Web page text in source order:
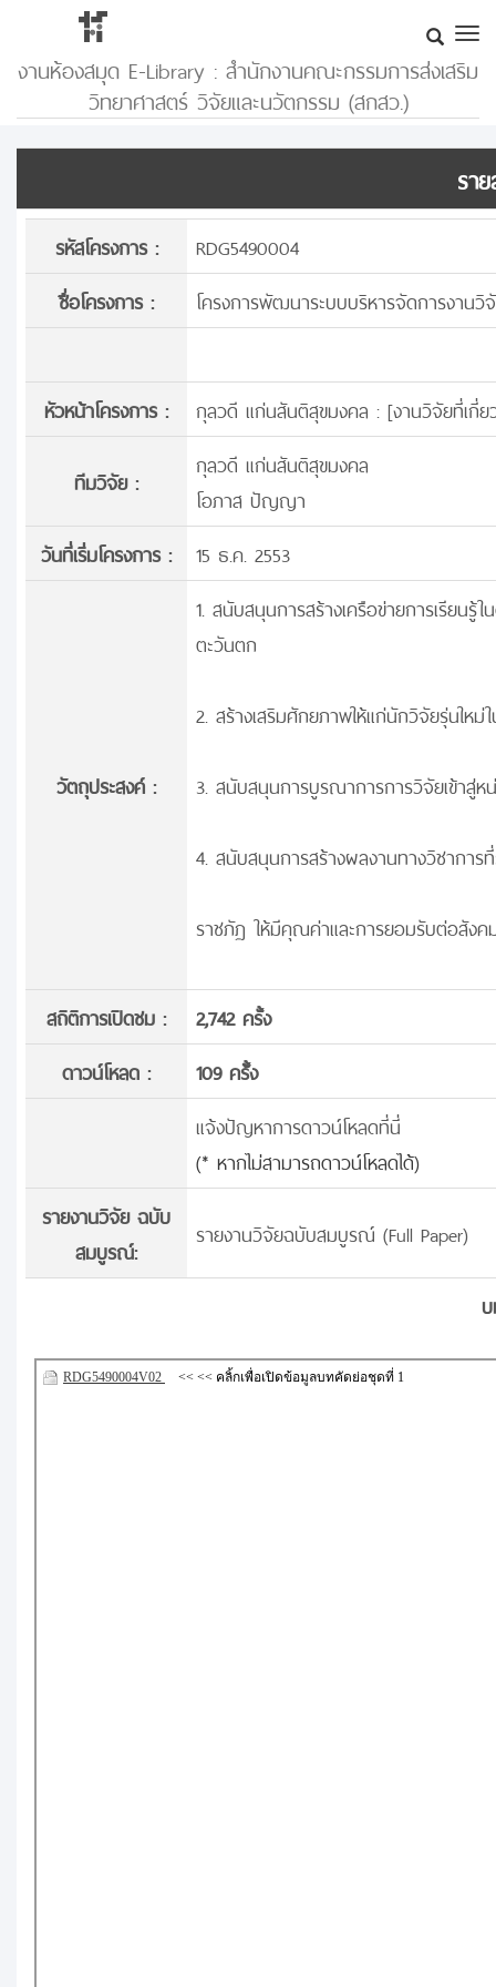
งานห้องสมุด E-Library : สำนักงานคณะกรรมการส่งเสริม
วิทยาศาสตร์ วิจัยและนวัตกรรม (สกสว.)
รา
รหัสโครงการ :
RDG5490004
ชื่อโครงการ :
โครงการพัฒนาระบบบริหารจัดการงา
หัวหน้าโครงการ : กุลวดี แก่นสันติสุขมงคล : [งานวิจัยที่เกี่
ทีมวิจัย :
กุลวดี แก่นสันติสุขมงคล
โอภาส ปัญญา
วันที่เริ่มโครงการ :
15 ธ.ค. 2553
วัตถุประสงค์ :
1. สนับสนุนการสร้างเครือข่ายการเรีย
ตะวันตก
2. สร้างเสริมศักยภาพให้แก่นักวิจัยรุ่นใ
3. สนับสนุนการบูรณาการการวิจัยเข้าสู่
4. สนับสนุนการสร้างผลงานทางวิชากา
ราชภัฏ ให้มีคุณค่าและการยอมรับต่อสังค
สถิติการเปิดชม :
2,742 ครั้ง
ดาวน์โหลด :
109 ครั้้ง
แจ้งปัญหาการดาวน์โหลดที่นี่
(* หากไม่สามารถดาวน์โหลดได้)
รายงานวิจัย ฉบับ
สมบูรณ์:
รายงานวิจัยฉบับสมบูรณ์ (Full Paper)